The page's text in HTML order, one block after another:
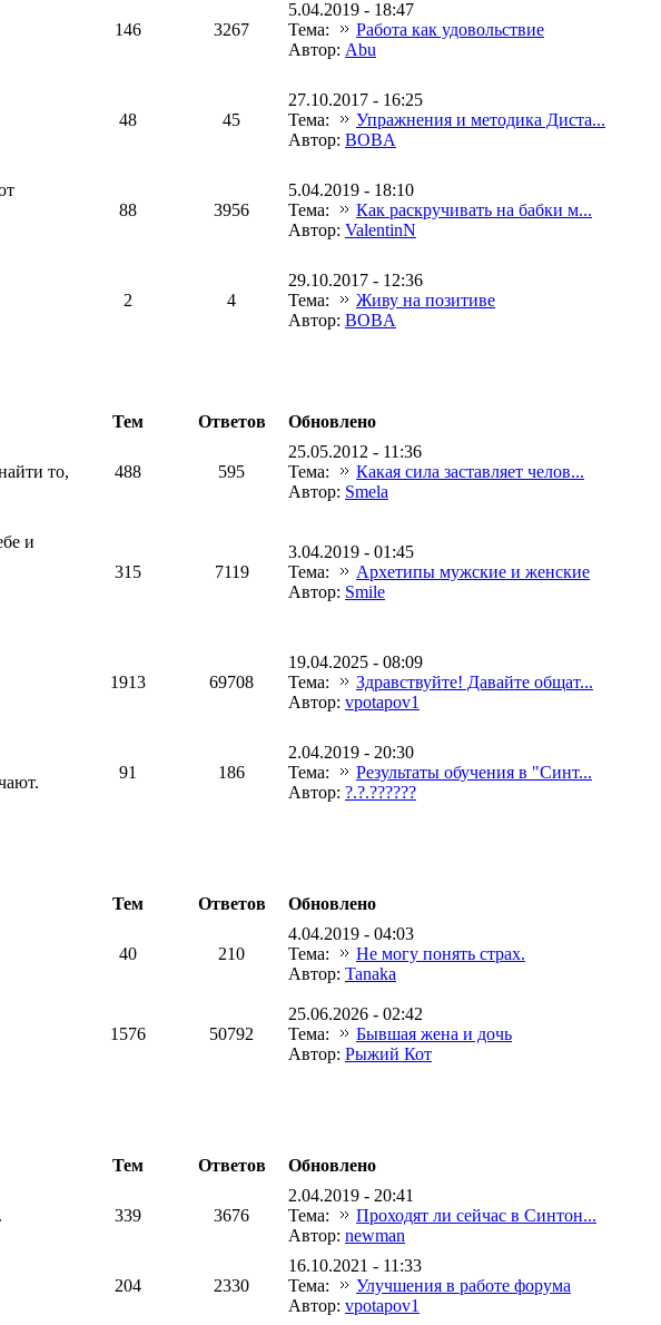
146 3267
5.04.2019 - 18:47
Тема:
Работа как удовольствие
Автор: Abu
48 45
27.10.2017 - 16:25
Тема:
Упражнения и методика Диста...
Автор: BOBA
88 3956
5.04.2019 - 18:10
Тема:
Как раскручивать на бабки м...
Автор: ValentinN
2 4
29.10.2017 - 12:36
Тема:
Живу на позитиве
Автор: BOBA
Тем Ответов
Обновлено
то,
488 595
25.05.2012 - 11:36
Тема:
Какая сила заставляет челов...
Автор: Smela
и
315 7119
3.04.2019 - 01:45
Тема:
Архетипы мужские и женские
Автор: Smile
1913 69708
19.04.2025 - 08:09
Тема:
Здравствуйте! Давайте общат...
Автор: vpotapov1
91 186
2.04.2019 - 20:30
Тема:
Результаты обучения в "Синт...
Автор: ?.?.??????
Тем Ответов Обновлено
40 210
4.04.2019 - 04:03
Тема:
Не могу понять страх.
Автор: Tanaka
1576 50792
25.06.2026 - 02:42
Тема:
Бывшая жена и дочь
Автор: Рыжий Кот
Тем Ответов
Обновлено
339 3676
2.04.2019 - 20:41
Тема:
Проходят ли сейчас в Синтон...
Автор: newman
204 2330
16.10.2021 - 11:33
Тема:
Улучшения в работе форума
Автор: vpotapov1